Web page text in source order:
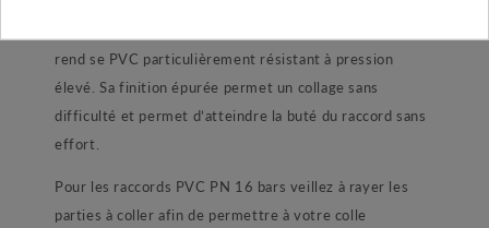
rend se PVC particulièrement résistant à pression
élevé. Sa finition épurée permet un collage sans
difficulté et permet d’atteindre la buté du raccord sans
effort.
Pour les raccords PVC PN 16 bars veillez à rayer les
parties à coller afin de permettre à votre colle